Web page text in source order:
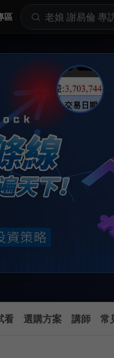
區
看 選購方案 講師 常